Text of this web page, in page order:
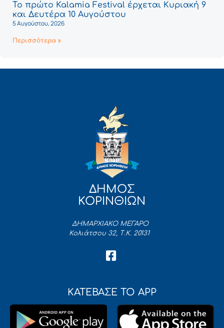
Το πρώτο Kalamia Festival έρχεται Κυριακή 9
και Δευτέρα 10 Αυγούστου
5 Αυγούστου, 2026
Περισσότερα »
ΔΗΜΟΣ
ΚΟΡΙΝΘΙΩΝ
ΔΗΜΑΡΧΙΑΚΟ ΜΕΓΑΡΟ
Κολιάτσου 32, Τ.Κ. 20131
ΚΑΤΕΒΑΣΕ ΤΟ APP